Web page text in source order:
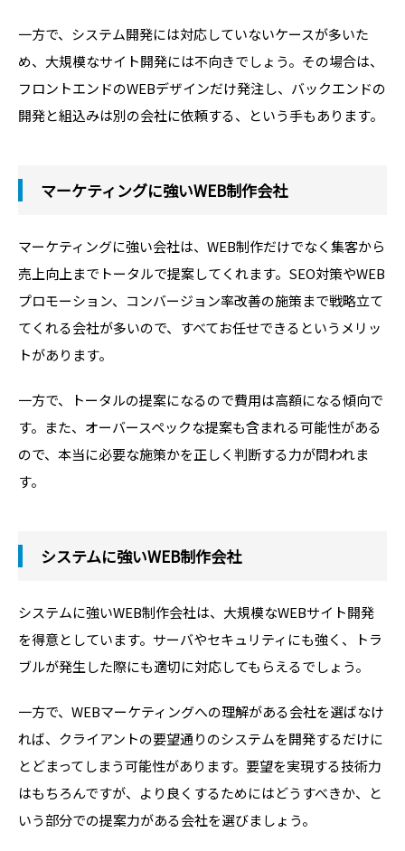
一方で、システム開発には対応していないケースが多いた
め、大規模なサイト開発には不向きでしょう。その場合は、
フロントエンドのWEBデザインだけ発注し、バックエンドの
開発と組込みは別の会社に依頼する、という手もあります。
マーケティングに強いWEB制作会社
マーケティングに強い会社は、WEB制作だけでなく集客から
売上向上までトータルで提案してくれます。SEO対策やWEB
プロモーション、コンバージョン率改善の施策まで戦略立て
てくれる会社が多いので、すべてお任せできるというメリッ
トがあります。
一方で、トータルの提案になるので費用は高額になる傾向で
す。また、オーバースペックな提案も含まれる可能性がある
ので、本当に必要な施策かを正しく判断する力が問われま
す。
システムに強いWEB制作会社
システムに強いWEB制作会社は、大規模なWEBサイト開発
を得意としています。サーバやセキュリティにも強く、トラ
ブルが発生した際にも適切に対応してもらえるでしょう。
一方で、WEBマーケティングへの理解がある会社を選ばなけ
れば、クライアントの要望通りのシステムを開発するだけに
とどまってしまう可能性があります。要望を実現する技術力
はもちろんですが、より良くするためにはどうすべきか、と
いう部分での提案力がある会社を選びましょう。